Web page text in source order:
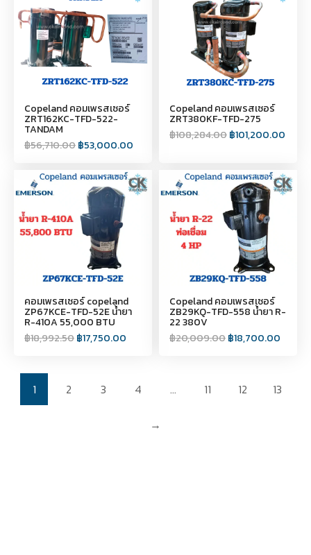
Copeland คอมเพรสเซอร์
ZRT162KC-TFD-522-
TANDAM
฿56,710.00฿53,000.00
Copeland คอมเพรสเซอร์
ZRT380KF-TFD-275
฿108,284.00฿101,200.00
คอมเพรสเซอร์ copeland
ZP67KCE-TFD-52E น้ำยา
R-410A 55,000 BTU
฿18,992.50฿17,750.00
Copeland คอมเพรสเซอร์
ZB29KQ-TFD-558 น้ำยา R-
22 380V
฿20,009.00฿18,700.00
1 2 3 4 … 11 12 13
→